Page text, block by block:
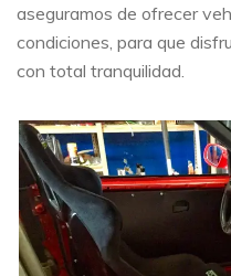
aseguramos de ofrecer
condiciones, para que
con total tranquilidad.